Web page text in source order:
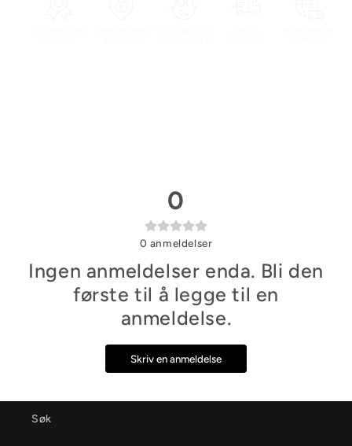
0
0 anmeldelser
Ingen anmeldelser enda. Bli den
første til å legge til en
anmeldelse.
Skriv en anmeldelse
Søk